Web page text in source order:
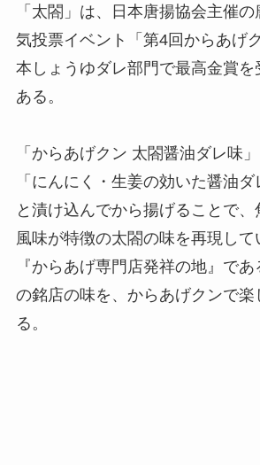
「太閤」は、日本唐揚協会主催
気投票イベント「第4回からあげ
本しょうゆダレ部門で最高金賞
ある。
「からあげクン 太閤醤油ダレ味
「にんにく・生姜の効いた醤油
と漬け込んでから揚げることで
風味が特徴の太閤の味を再現して
『からあげ専門店発祥の地』で
の銘店の味を、からあげクンで楽
る。